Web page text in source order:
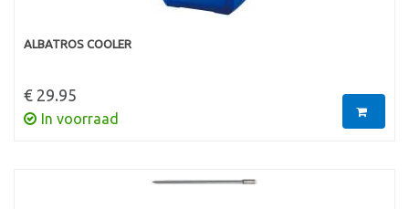
ALBATROS COOLER
€ 29.95
In voorraad